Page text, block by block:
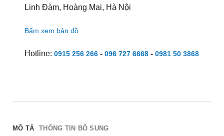
Linh Đàm, Hoàng Mai, Hà Nội
Bấm xem bản đồ
Hotline: 0915 256 266- 096 727 6668- 0981 50 3868
MÔ TẢ THÔNG TIN BỔ SUNG